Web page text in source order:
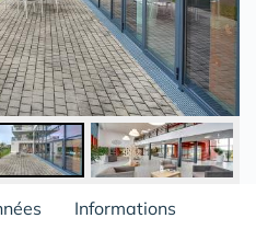
Informations